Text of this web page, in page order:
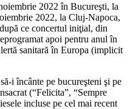
2022 în Bucureşti, la
2022, la Cluj-Napoca,
ce concertul iniţial, din
apoi pentru anul în
sanitară în Europa (implicit
i încânte pe bucureşteni şi pe
(“Felicita”, “Sempre
incluse pe cel mai recent